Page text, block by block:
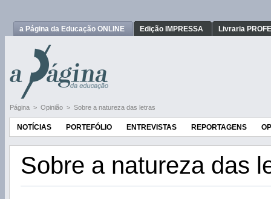
a Página da Educação ONLINE Edição IMPRESSA Livraria
Página > Opinião > Sobre a natureza das letras
NOTÍCIAS PORTEFÓLIO ENTREVISTAS REPORTAGENS
Sobre a natureza das